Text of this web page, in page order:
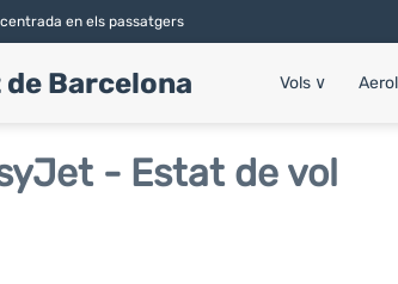
en els passatgers
Barcelona Vols ∨
- Estat de vol